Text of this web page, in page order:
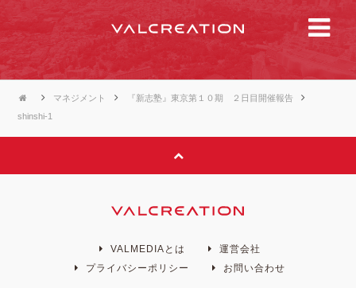
マネジメント
『新志塾』東京第１０期 ２日目開催報告
shinshi-1
VALMEDIAとは
運営会社
プライバシーポリシー
お問い合わせ